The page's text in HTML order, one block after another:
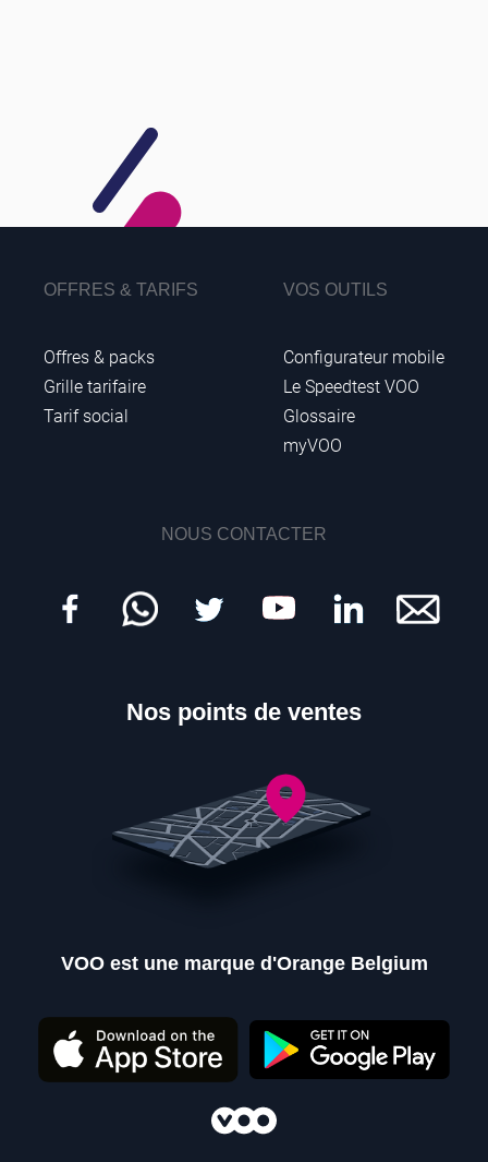
Nos points de ventes
OFFRES & TARIFS
Offres & packs
Grille tarifaire
Tarif social
VOS OUTILS
Configurateur mobile
Le Speedtest VOO
Glossaire
myVOO
NOUS CONTACTER
Nos points de ventes
VOO est une marque d'Orange Belgium